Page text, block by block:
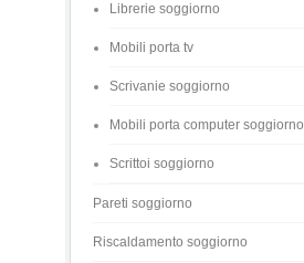
Librerie soggiorno
Mobili porta tv
Scrivanie soggiorno
Mobili porta computer soggiorno
Scrittoi soggiorno
Pareti soggiorno
Riscaldamento soggiorno